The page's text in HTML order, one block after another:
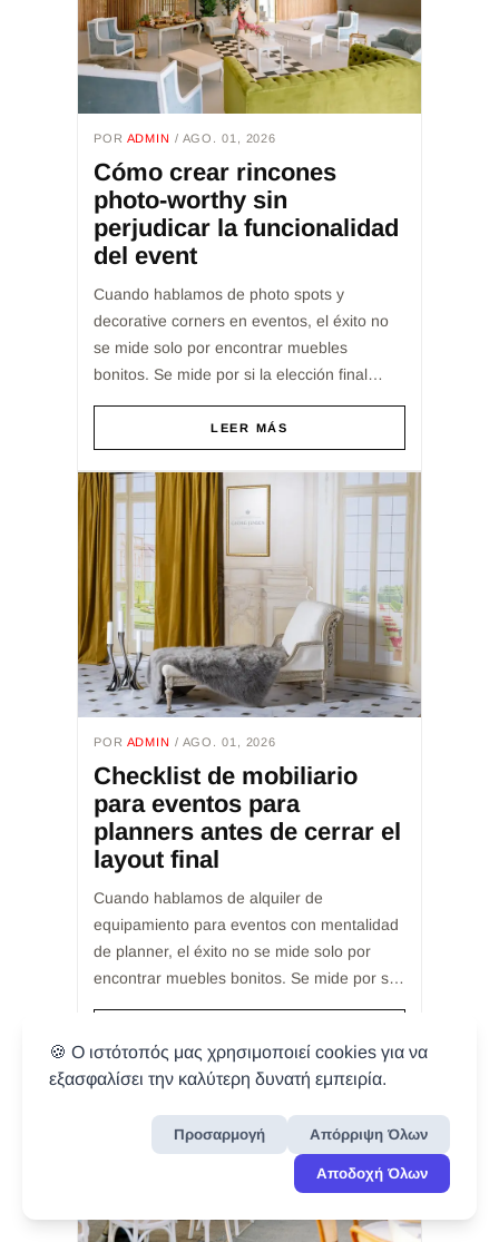
POR ADMIN / AGO. 01, 2026
Cómo crear rincones
photo-worthy sin
perjudicar la funcionalidad
del event
Cuando hablamos de photo spots y
decorative corners en eventos, el éxito no
se mide solo por encontrar muebles
bonitos. Se mide por si la elección final
invitado, al flujo del ser...
LEER MÁS
POR ADMIN / AGO. 01, 2026
Checklist de mobiliario
para eventos para
planners antes de cerrar el
layout final
Cuando hablamos de alquiler de
equipamiento para eventos con mentalidad
de planner, el éxito no se mide solo por
encontrar muebles bonitos. Se mide por si
🍪 Ο ιστότοπός μας χρησιμοποιεί cookies για να
εξασφαλίσει την καλύτερη δυνατή εμπειρία.
Προσαρμογή Απόρριψη Όλων
Αποδοχή Όλων